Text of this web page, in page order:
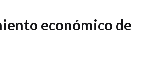
económico de